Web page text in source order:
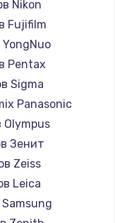
Nikon
Fujifilm
Pentax
Sigma
Panasonic
Olympus
Зенит
Zeiss
Leica